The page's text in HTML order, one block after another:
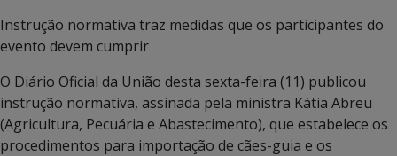
Instrução normativa traz medidas que os participantes do
evento devem cumprir
O Diário Oficial da União desta sexta-feira (11) publicou
instrução normativa, assinada pela ministra Kátia Abreu
(Agricultura, Pecuária e Abastecimento), que estabelece os
procedimentos para importação de cães-guia e os